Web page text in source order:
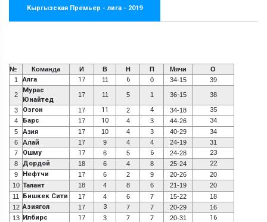
Кыргызская Премьер - лига - 2019
№ Команда И В Н П Мячи
О
1
Алга 17 11 6 0 34-15 39
2
Мурас
Юнайтед
17 11 5 1 36-15 38
3 Озгон 17 11 2 4 34-18 35
4 Барс 17 10 4 3 44-26 34
5 Азия 17 10 4 3 40-29
34
6
Алай 17 9 4 4 24-19
31
7
Ошму 17 6 5 6 24-28 23
8 Дордой 18 6 4 8 25-24 22
9 Нефтчи 17 6 2 9 20-26
20
10 Талант 18 4 8 6 21-19
20
11
Бишкек Сити 17 4 6 7 15-22
18
12 Азиягол 17 3 7 7 20-29
16
13 Илбирс 17 3 7 7 20-31 16